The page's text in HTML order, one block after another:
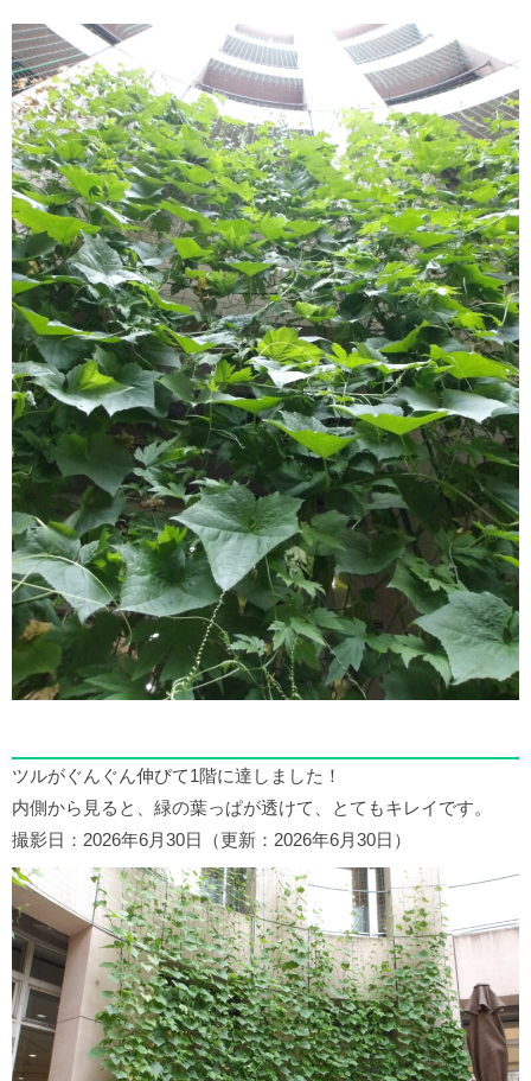
ツルがぐんぐん伸びて1階に達しました！
内側から見ると、緑の葉っぱが透けて、とてもキレイです。
撮影日：2026年6月30日（更新：2026年6月30日）